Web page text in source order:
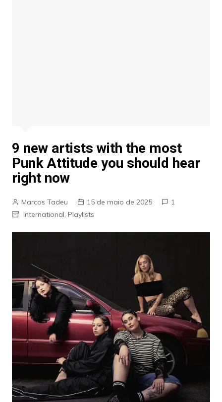
9 new artists with the most
Punk Attitude you should hear
right now
Marcos Tadeu 15 de maio de 2025
1
International, Playlists